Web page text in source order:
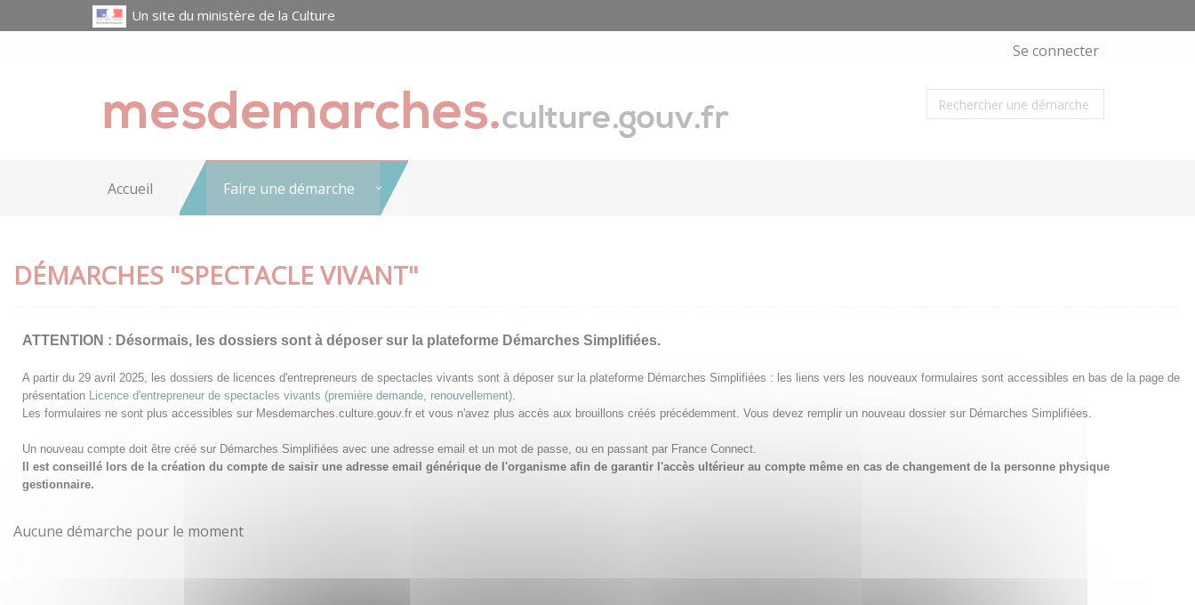
Un site du ministère de la Culture
Se connecter
Accueil Faire une démarche
DÉMARCHES "SPECTACLE VIVANT"
ATTENTION : Désormais, les dossiers sont à déposer sur la plateforme Démarches Simplifiées.
A partir du 29 avril 2025, les dossiers de licences d'entrepreneurs de spectacles vivants sont à déposer sur la plateforme Démarches Simplifiées : les liens vers les nouveaux formulaires sont accessibles en bas de la page de
présentation Licence d'entrepreneur de spectacles vivants (première demande, renouvellement).
Les formulaires ne sont plus accessibles sur Mesdemarches.culture.gouv.fr et vous n'avez plus accès aux brouillons créés précédemment. Vous devez remplir un nouveau dossier sur Démarches Simplifiées.
Un nouveau compte doit être créé sur Démarches Simplifiées avec une adresse email et un mot de passe, ou en passant par France Connect.
Il est conseillé lors de la création du compte de saisir une adresse email générique de l'organisme afin de garantir l'accès ultérieur au compte même en cas de changement de la personne physique
gestionnaire.
Aucune démarche pour le moment